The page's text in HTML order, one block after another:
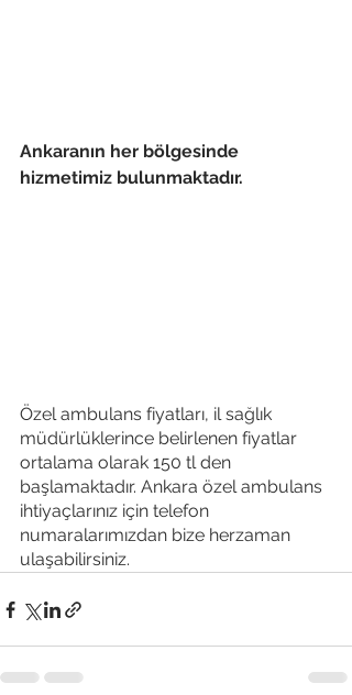
Ankaranın her bölgesinde
hizmetimiz bulunmaktadır.
Özel ambulans fiyatları, il sağlık
müdürlüklerince belirlenen fiyatlar
ortalama olarak 150 tl den
başlamaktadır. Ankara özel ambulans
ihtiyaçlarınız için telefon
numaralarımızdan bize herzaman
ulaşabilirsiniz.